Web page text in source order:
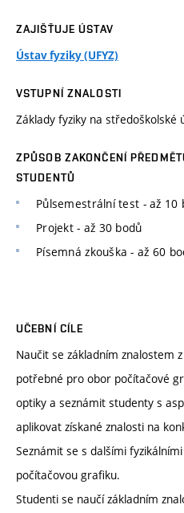
ZAJIŠŤUJE ÚSTAV
Ústav fyziky (UFYZ)
VSTUPNÍ ZNALOSTI
Základy fyziky na středoškolské
ZPŮSOB ZAKONČENÍ
STUDENTŮ
Půlsemestrální test - až 10
Projekt - až 30 bodů
Písemná zkouška - až 60
UČEBNÍ CÍLE
Naučit se základním znalostem
potřebné pro obor počítačové
optiky a seznámit studenty s
aplikovat získané znalosti na
Seznámit se s dalšími
počítačovou grafiku.
Studenti se naučí základním